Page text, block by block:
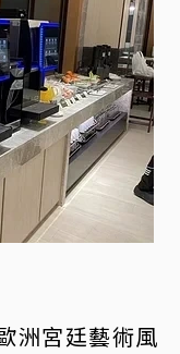
洲宮廷藝術風